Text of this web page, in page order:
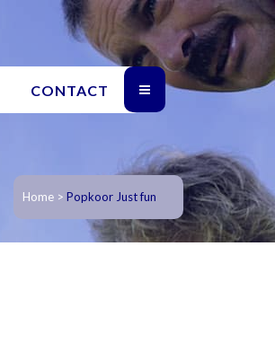
CONTACT
Home > Popkoor Just fun